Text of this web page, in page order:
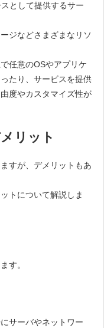
として提供するサー
ジなどさまざまなリソ
任意のOSやアプリケ
たり、サービスを提供
度やカスタマイズ性が
リット
すが、デメリットもあ
トについて解説しま
す。
サーバやネットワー